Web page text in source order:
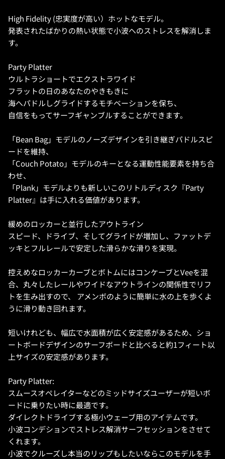
High Fidelity (忠実度が高い）ホットなモデル。
発表されたばかりの熱い状態で小波へのストレスを解消しま
す。
Party Platter
ウルトラショートでエクストラワイド
フラットの日のあなたのやきもきに
海へパドルしグライドするモチベーションを保ち、
自信をもってサーフギャンブルすることができます。
「Bean Bag」モデルのノーズデザインを引き継ぎパドルスピ
ードを維持、
「Couch Potato」モデルのキーとなる運動性能要素を持ち合
わせ、
「Plank」モデルよりも新しいこのリトルディスク『Party
Platter』は手に入れる価値があります。
緩めのロッカーと並行したアウトライン
スピード、ドライブ、そしてグライドが増加し、ファットデ
ッキとフルレールで安定した滑らかな滑りを実現。
控えめなロッカーカーブとボトムにはコンケーブとVeeを混
合、丸々したレールやワイドなアウトラインの関係性でリフ
トを生み出すので、 アメンボのように簡単に水の上を歩くよ
うに滑り動き回れます。
短いけれども、幅広で水面積が広く安定感があるため、ショ
ートボードデザインのサーフボードと比べると約1フィート以
上サイズの安定感があります。
Party Platter:
スムースオペレイターなどのミッドサイズユーザーが短いボ
ードに乗りたい時に最適です。
ダイレクトドライブする極小ウェーブ用のアイテムです。
小波コンデションでストレス解消サーフセッションをさせて
くれます。
小波でクルーズし本当のリップもしたいならこのモデルを手